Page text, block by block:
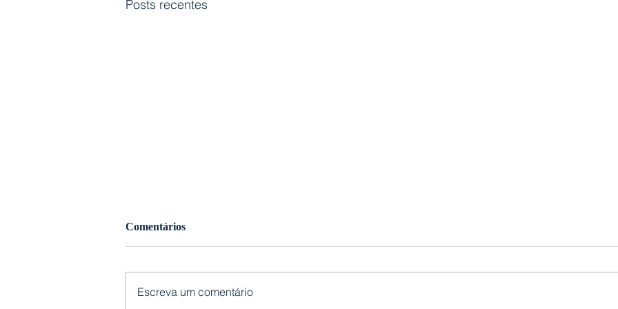
Posts recentes
Comentários
Escreva um comentário